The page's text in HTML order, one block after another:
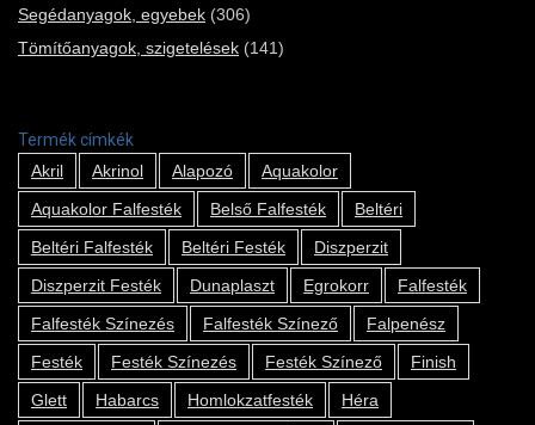
Segédanyagok, egyebek (306)
Tömítőanyagok, szigetelések (141)
Termék címkék
Akril
Akrinol Alapozó
Aquakolor
Aquakolor Falfesték
Belső Falfesték
Beltéri
Beltéri Falfesték
Beltéri Festék
Diszperzit
Diszperzit Festék
Dunaplaszt Egrokorr
Falfesték
Falfesték Színezés
Falfesték Színező
Falpenész
Festék
Festék Színezés Festék Színező
Finish
Glett
Habarcs Homlokzatfesték
Héra